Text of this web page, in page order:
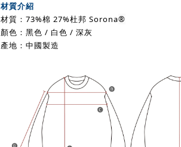
材質介紹
材質：73%棉 27%杜邦 Sorona®
顏色：黑色 / 白色 / 深灰
產地：中國製造